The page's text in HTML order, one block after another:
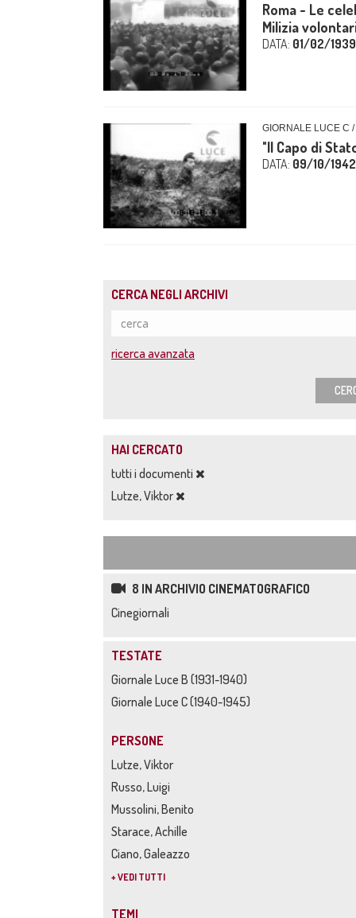
Roma - Le
Milizia
DATA: 01/02/1939
GIORNALE LUCE C
"Il Capo di
DATA: 09/10/1942
CERCA NEGLI ARCHIVI
ricerca avanzata
HAI CERCATO
tutti i documenti
Lutze, Viktor
8 IN ARCHIVIO CINEMATOGRAFICO
Cinegiornali
TESTATE
Giornale Luce B (1931-1940)
Giornale Luce C (1940-1945)
PERSONE
Lutze, Viktor
Russo, Luigi
Mussolini, Benito
Starace, Achille
Ciano, Galeazzo
+ VEDI TUTTI
TEMI